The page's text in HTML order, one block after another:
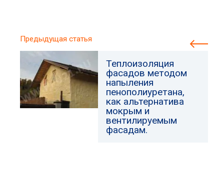
Предыдущая статья
Теплоизоляция
фасадов методом
напыления
пенополиуретана,
как альтернатива
мокрым и
вентилируемым
фасадам.